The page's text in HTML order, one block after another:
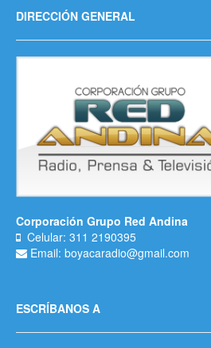
DIRECCIÓN GENERAL
Corporación Grupo Red Andina
Celular: 311 2190395
Email: boyacaradio@gmail.com
ESCRÍBANOS A